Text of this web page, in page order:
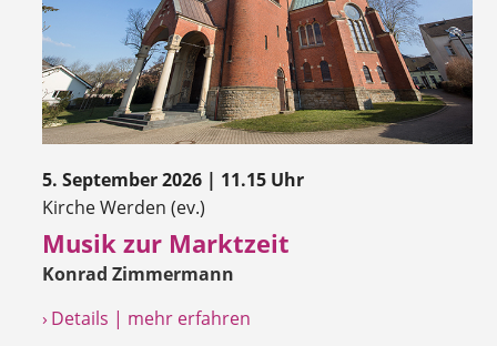
5. September 2026 | 11.15 Uhr
Kirche Werden (ev.)
Musik zur Marktzeit
Konrad Zimmermann
› Details | mehr erfahren